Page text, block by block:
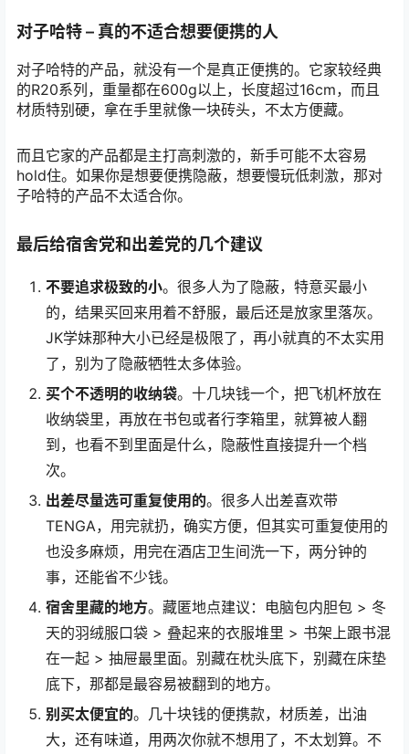
对子哈特 – 真的不适合想要便携的人
对子哈特的产品，就没有一个是真正便携的。它家较经典
的R20系列，重量都在600g以上，长度超过16cm，而且
材质特别硬，拿在手里就像一块砖头，不太方便藏。
而且它家的产品都是主打高刺激的，新手可能不太容易
hold住。如果你是想要便携隐蔽，想要慢玩低刺激，那对
子哈特的产品不太适合你。
最后给宿舍党和出差党的几个建议
不要追求极致的小。很多人为了隐蔽，特意买最小
的，结果买回来用着不舒服，最后还是放家里落灰。
JK学妹那种大小已经是极限了，再小就真的不太实用
了，别为了隐蔽牺牲太多体验。
买个不透明的收纳袋。十几块钱一个，把飞机杯放在
收纳袋里，再放在书包或者行李箱里，就算被人翻
到，也看不到里面是什么，隐蔽性直接提升一个档
次。
出差尽量选可重复使用的。很多人出差喜欢带
TENGA，用完就扔，确实方便，但其实可重复使用的
也没多麻烦，用完在酒店卫生间洗一下，两分钟的
事，还能省不少钱。
宿舍里藏的地方。藏匿地点建议：电脑包内胆包 > 冬
天的羽绒服口袋 > 叠起来的衣服堆里 > 书架上跟书混
在一起 > 抽屉最里面。别藏在枕头底下，别藏在床垫
底下，那都是最容易被翻到的地方。
别买太便宜的。几十块钱的便携款，材质差，出油
大，还有味道，用两次你就不想用了，不太划算。不